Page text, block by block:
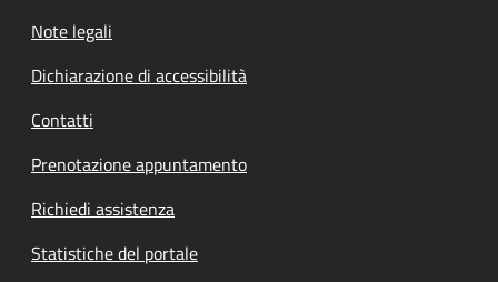
Note legali
Dichiarazione di accessibilità
Contatti
Prenotazione appuntamento
Richiedi assistenza
Statistiche del portale